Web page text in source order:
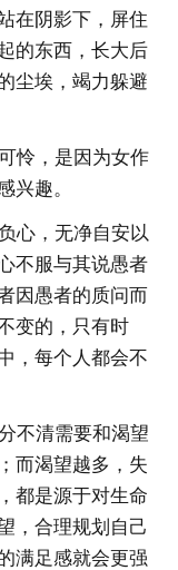
在阴影下，屏住
的东西，长大后
尘埃，竭力躲避
怜，是因为女作
兴趣。
心，无净自安以
不服与其说愚者
因愚者的质问而
变的，只有时
，每个人都会不
不清需要和渴望
而渴望越多，失
都是源于对生命
，合理规划自己
满足感就会更强